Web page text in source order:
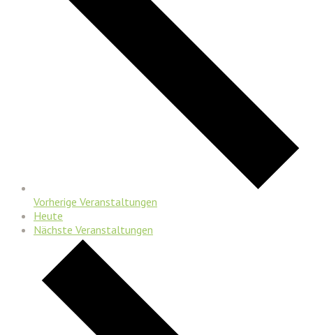
Vorherige Veranstaltungen
Heute
Nächste Veranstaltungen